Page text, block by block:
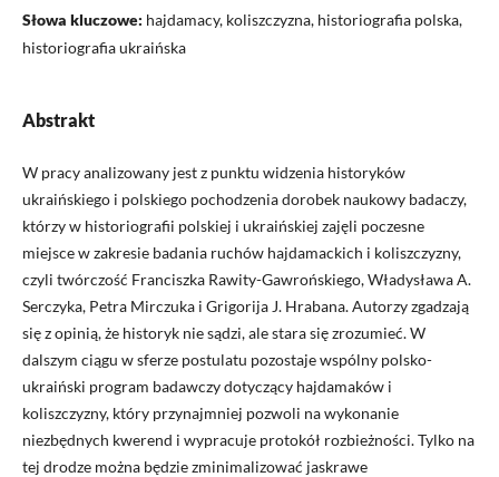
Słowa kluczowe: hajdamacy, koliszczyzna, historiografia polska,
historiografia ukraińska
Abstrakt
W pracy analizowany jest z punktu widzenia historyków
ukraińskiego i polskiego pochodzenia dorobek naukowy badaczy,
którzy w historiografii polskiej i ukraińskiej zajęli poczesne
miejsce w zakresie badania ruchów hajdamackich i koliszczyzny,
czyli twórczość Franciszka Rawity-Gawrońskiego, Władysława A.
Serczyka, Petra Mirczuka i Grigorija J. Hrabana. Autorzy zgadzają
się z opinią, że historyk nie sądzi, ale stara się zrozumieć. W
dalszym ciągu w sferze postulatu pozostaje wspólny polsko-
ukraiński program badawczy dotyczący hajdamaków i
koliszczyzny, który przynajmniej pozwoli na wykonanie
niezbędnych kwerend i wypracuje protokół rozbieżności. Tylko na
tej drodze można będzie zminimalizować jaskrawe